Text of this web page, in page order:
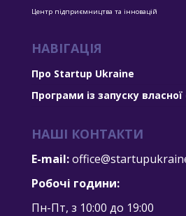
Центр підприємництва та інновацій
НАВІГАЦІЯ
Про Startup Ukraine
Програми із запуску
НАШІ КОНТАКТИ
E-mail:
Робочі години:
Пн-Пт, з 10:00 дo 19:00